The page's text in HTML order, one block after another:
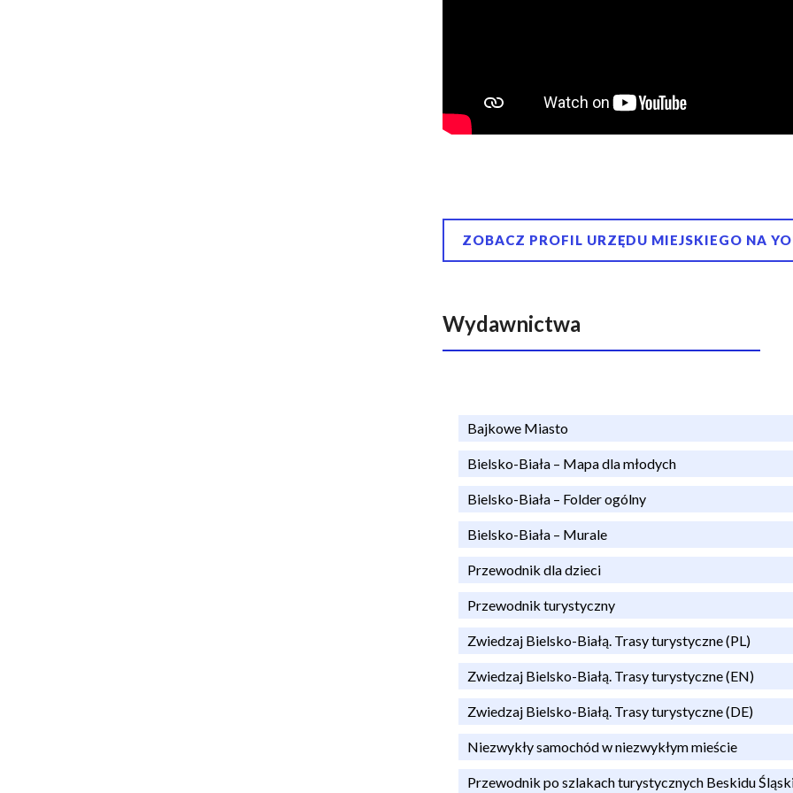
ZOBACZ PROFIL URZĘDU MIEJSKIEGO NA
Wydawnictwa
Bajkowe Miasto
Bielsko-Biała – Mapa dla młodych
Bielsko-Biała – Folder ogólny
Bielsko-Biała – Murale
Przewodnik dla dzieci
Przewodnik turystyczny
Zwiedzaj Bielsko-Białą. Trasy turystyczne (PL)
Zwiedzaj Bielsko-Białą. Trasy turystyczne (EN)
Zwiedzaj Bielsko-Białą. Trasy turystyczne (DE)
Niezwykły samochód w niezwykłym mieście
Przewodnik po szlakach turystycznych Beskidu